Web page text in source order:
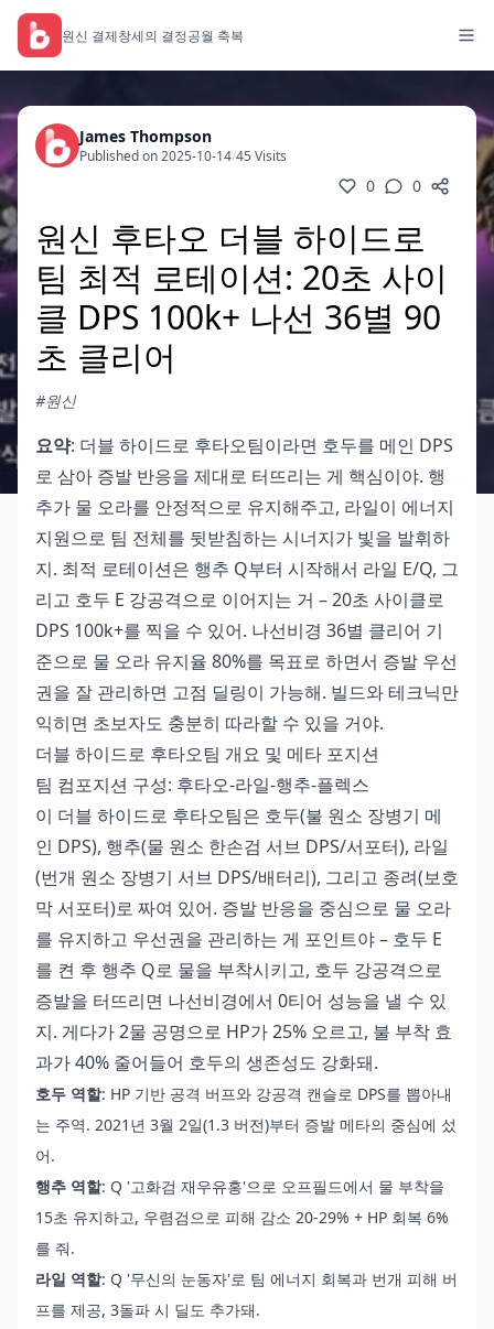
원신 결제창세의 결정공월 축복
James Thompson
Published on 2025-10-14/45 Visits
0 0
원신 후타오 더블 하이드로
팀 최적 로테이션: 20초 사이
클 DPS 100k+ 나선 36별 90
초 클리어
#원신
요약: 더블 하이드로 후타오팀이라면 호두를 메인 DPS
로 삼아 증발 반응을 제대로 터뜨리는 게 핵심이야. 행
추가 물 오라를 안정적으로 유지해주고, 라일이 에너지
지원으로 팀 전체를 뒷받침하는 시너지가 빛을 발휘하
지. 최적 로테이션은 행추 Q부터 시작해서 라일 E/Q, 그
리고 호두 E 강공격으로 이어지는 거 – 20초 사이클로
DPS 100k+를 찍을 수 있어. 나선비경 36별 클리어 기
준으로 물 오라 유지율 80%를 목표로 하면서 증발 우선
권을 잘 관리하면 고점 딜링이 가능해. 빌드와 테크닉만
익히면 초보자도 충분히 따라할 수 있을 거야.
더블 하이드로 후타오팀 개요 및 메타 포지션
팀 컴포지션 구성: 후타오-라일-행추-플렉스
이 더블 하이드로 후타오팀은 호두(불 원소 장병기 메
인 DPS), 행추(물 원소 한손검 서브 DPS/서포터), 라일
(번개 원소 장병기 서브 DPS/배터리), 그리고 종려(보호
막 서포터)로 짜여 있어. 증발 반응을 중심으로 물 오라
를 유지하고 우선권을 관리하는 게 포인트야 – 호두 E
를 켠 후 행추 Q로 물을 부착시키고, 호두 강공격으로
증발을 터뜨리면 나선비경에서 0티어 성능을 낼 수 있
지. 게다가 2물 공명으로 HP가 25% 오르고, 불 부착 효
과가 40% 줄어들어 호두의 생존성도 강화돼.
호두 역할: HP 기반 공격 버프와 강공격 캔슬로 DPS를 뽑아내
는 주역. 2021년 3월 2일(1.3 버전)부터 증발 메타의 중심에 섰
어.
행추 역할: Q '고화검 재우유홍'으로 오프필드에서 물 부착을
15초 유지하고, 우렴검으로 피해 감소 20-29% + HP 회복 6%
를 줘.
라일 역할: Q '무신의 눈동자'로 팀 에너지 회복과 번개 피해 버
프를 제공, 3돌파 시 딜도 추가돼.